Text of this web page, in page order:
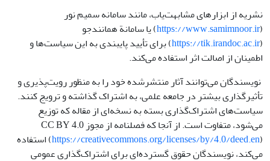
نشریه از ابزارهای مشابهت‌یاب، مانند سامانه سمیم نور
(
https://www.samimnoor.ir) یا سامانة همانندجو
(
https://tik.irandoc.ac.ir) برای تأیید پایبندی به این سیاست‌ها و
اطمینان از اصالت اثر استفاده می‌کند.
نویسندگان می‌توانند آثار منتشرشده خود را به منظور رویت‌پذیری و
تأثیرگذاری بیشتر در جامعه علمی، به اشتراک گذاشته و ترویج کنند.
سیاست‌های اشتراک‌گذاری بسته به نسخه‌ای از مقاله که توزیع
می‌شود، متفاوت است. از آنجا که فصلنامه از مجوز CC BY 4.0
(https://creativecommons.org/licenses/by/4.0/deed.en ) استفاده
می‌کند، نویسندگان حقوق گسترده‌ای برای اشتراک‌گذاری عمومی